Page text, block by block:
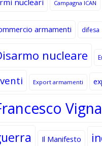
Campagna ICAN
armamenti difesa
nucleare
Export armamenti
Il Manifesto